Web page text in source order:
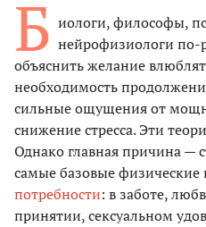
Б иологи, философы,
нейрофизиологи по-
объяснить желание
необходимость
сильные ощущения от
снижение стресса. Эти
Однако главная причина —
самые базовые физические
потребности: в заботе,
принятии, сексуальном